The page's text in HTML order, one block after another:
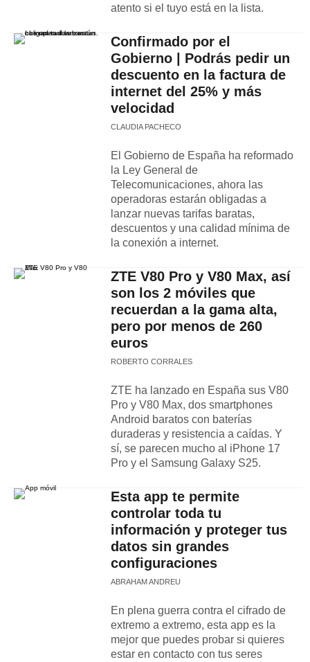
atento si el tuyo está en la lista.
Confirmado por el
Gobierno | Podrás pedir un
descuento en la factura de
internet del 25% y más
velocidad
CLAUDIA PACHECO
El Gobierno de España ha reformado
la Ley General de
Telecomunicaciones, ahora las
operadoras estarán obligadas a
lanzar nuevas tarifas baratas,
descuentos y una calidad mínima de
la conexión a internet.
ZTE V80 Pro y V80 Max, así
son los 2 móviles que
recuerdan a la gama alta,
pero por menos de 260
euros
ROBERTO CORRALES
ZTE ha lanzado en España sus V80
Pro y V80 Max, dos smartphones
Android baratos con baterías
duraderas y resistencia a caídas. Y
sí, se parecen mucho al iPhone 17
Pro y el Samsung Galaxy S25.
Esta app te permite
controlar toda tu
información y proteger tus
datos sin grandes
configuraciones
ABRAHAM ANDREU
En plena guerra contra el cifrado de
extremo a extremo, esta app es la
mejor que puedes probar si quieres
estar en contacto con tus seres